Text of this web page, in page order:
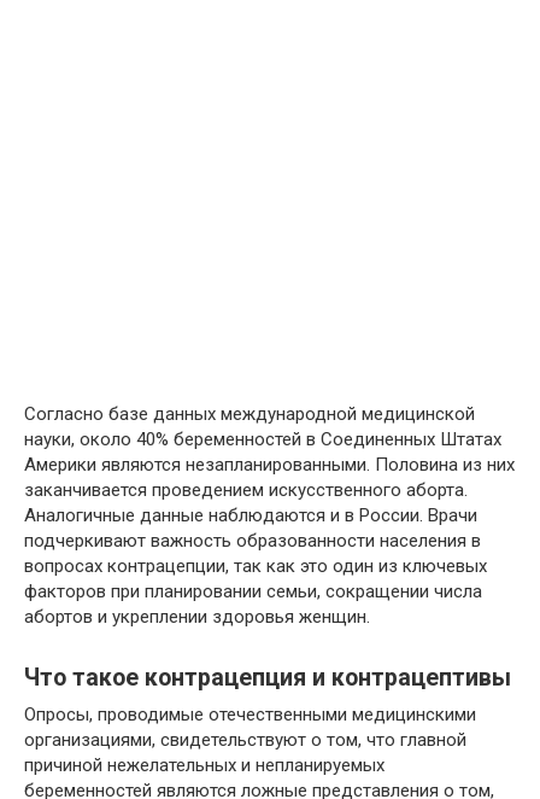
Согласно базе данных международной медицинской
науки, около 40% беременностей в Соединенных Штатах
Америки являются незапланированными. Половина из них
заканчивается проведением искусственного аборта.
Аналогичные данные наблюдаются и в России. Врачи
подчеркивают важность образованности населения в
вопросах контрацепции, так как это один из ключевых
факторов при планировании семьи, сокращении числа
абортов и укреплении здоровья женщин.
Что такое контрацепция и контрацептивы
Опросы, проводимые отечественными медицинскими
организациями, свидетельствуют о том, что главной
причиной нежелательных и непланируемых
беременностей являются ложные представления о том,